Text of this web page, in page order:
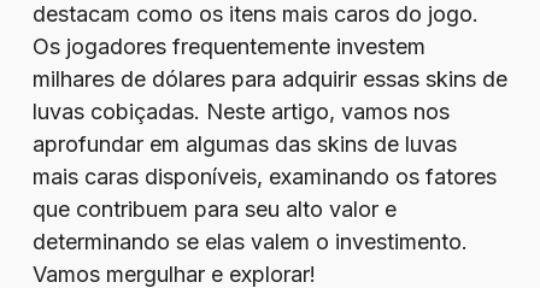
destacam como os itens mais caros do jogo.
Os jogadores frequentemente investem
milhares de dólares para adquirir essas skins de
luvas cobiçadas. Neste artigo, vamos nos
aprofundar em algumas das skins de luvas
mais caras disponíveis, examinando os fatores
que contribuem para seu alto valor e
determinando se elas valem o investimento.
Vamos mergulhar e explorar!